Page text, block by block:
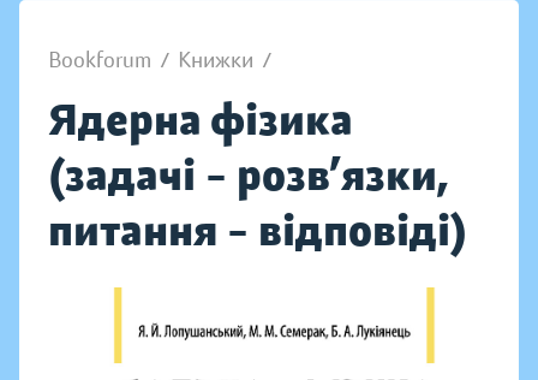
Bookforum / Книжки /
Ядерна фізика
(задачі – розв’язки,
питання – відповіді)